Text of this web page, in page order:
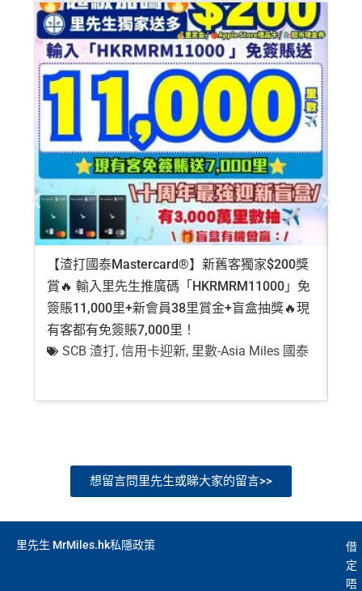
【渣打國泰Mastercard®】新舊客獨家$200獎
賞🔥 輸入里先生推廣碼「HKRMRM11000」免
簽賬11,000里+新會員38里賞金+盲盒抽獎🔥現
有客都有免簽賬7,000里！
SCB 渣打,信用卡迎新, 里數-Asia Miles 國泰
想留言問里先生或睇大家的留言>>
里先生 MrMiles.hk私隱政策
借
定
唔